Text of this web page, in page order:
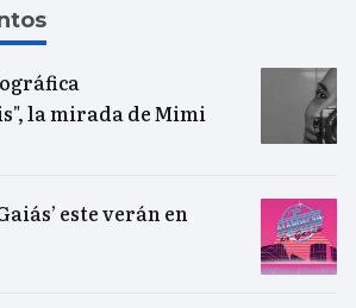
la mirada de Mimi
este verán en